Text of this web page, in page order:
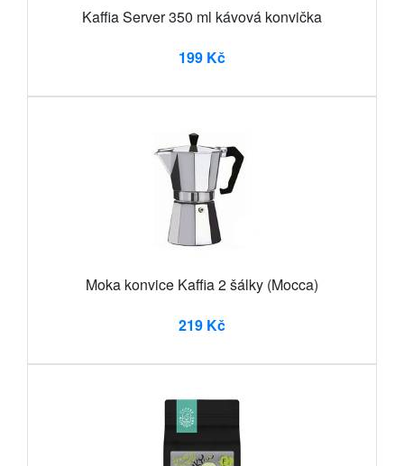
Kaffia Server 350 ml kávová konvička
199 Kč
Moka konvice Kaffia 2 šálky (Mocca)
219 Kč